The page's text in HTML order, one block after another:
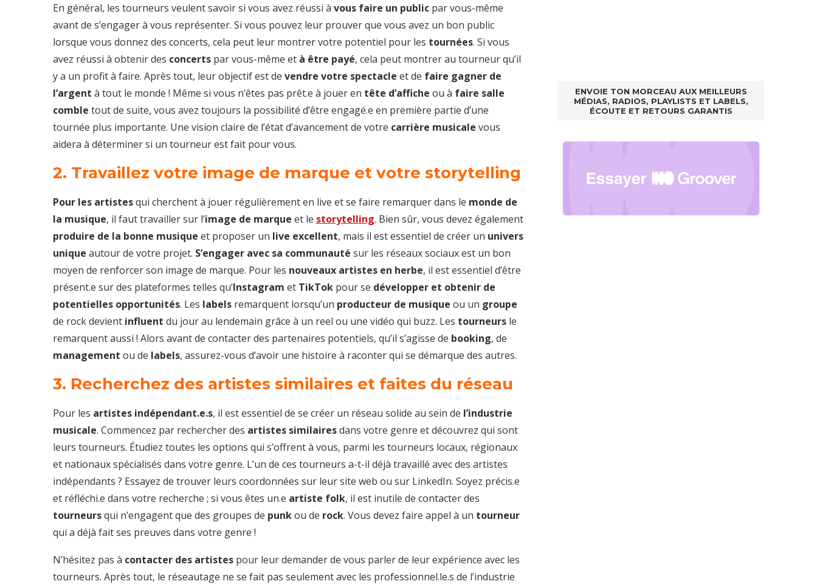
En général, les tourneurs veulent savoir si vous avez réussi à vous faire un public par vous-même
avant de s’engager à vous représenter. Si vous pouvez leur prouver que vous avez un bon public
lorsque vous donnez des concerts, cela peut leur montrer votre potentiel pour les tournées. Si vous
avez réussi à obtenir des concerts par vous-même et à être payé, cela peut montrer au tourneur qu’il
y a un profit à faire. Après tout, leur objectif est de vendre votre spectacle et de faire gagner de
l’argent à tout le monde ! Même si vous n’êtes pas prêt.e à jouer en tête d’affiche ou à faire salle
comble tout de suite, vous avez toujours la possibilité d’être engagé.e en première partie d’une
tournée plus importante. Une vision claire de l’état d’avancement de votre carrière musicale vous
aidera à déterminer si un tourneur est fait pour vous.
2. Travaillez votre image de marque et votre storytelling
Pour les artistesqui cherchent à jouer régulièrement en live et se faire remarquer dans le monde de
la musique, il faut travailler sur l’image de marque et le storytelling. Bien sûr, vous devez également
produire de la bonne musique et proposer un live excellent, mais il est essentiel de créer un univers
unique autour de votre projet. S’engager avec sa communauté sur les réseaux sociaux est un bon
moyen de renforcer son image de marque. Pour les nouveaux artistes en herbe, il est essentiel d’être
présent.e sur des plateformes telles qu’Instagram et TikTok pour se développer et obtenir de
potentielles opportunités. Les labels remarquent lorsqu’un producteur de musique ou un groupe
de rock devient influent du jour au lendemain grâce à un reel ou une vidéo qui buzz. Les tourneurs le
remarquent aussi ! Alors avant de contacter des partenaires potentiels, qu’il s’agisse de booking, de
management ou de labels, assurez-vous d’avoir une histoire à raconter qui se démarque des autres.
3. Recherchez des artistes similaires et faites du réseau
Pour les artistes indépendant.e.s, il est essentiel de se créer un réseau solide au sein de l’industrie
musicale. Commencez par rechercher des artistes similairesdans votre genre et découvrez qui sont
leurs tourneurs. Étudiez toutes les options qui s’offrent à vous, parmi les tourneurs locaux, régionaux
et nationaux spécialisés dans votre genre. L’un de ces tourneurs a-t-il déjà travaillé avec des artistes
indépendants ? Essayez de trouver leurs coordonnées sur leur site web ou sur LinkedIn. Soyez précis.e
et réfléchi.e dans votre recherche ; si vous êtes un.e artiste folk, il est inutile de contacter des
tourneursqui n’engagent que des groupes de punkou de rock. Vous devez faire appel à un tourneur
qui a déjà fait ses preuves dans votre genre !
N’hésitez pas à contacter des artistes pour leur demander de vous parler de leur expérience avec les
tourneurs. Après tout, le réseautage ne se fait pas seulement avec les professionnel.le.s de l’industrie
ENVOIE TON MORCEAU AUX MEILLEURS
MÉDIAS, RADIOS, PLAYLISTS ET LABELS,
ÉCOUTE ET RETOURS GARANTIS